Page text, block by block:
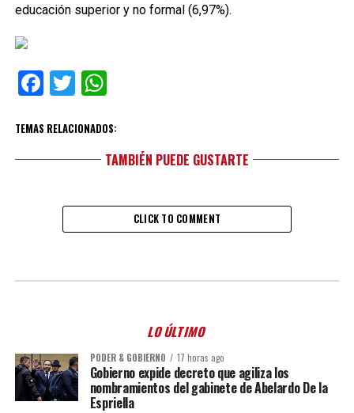
educación superior y no formal (6,97%).
Facebook
TwitterWhatsApp
TEMAS RELACIONADOS:
TAMBIÉN PUEDE GUSTARTE
CLICK TO COMMENT
LO ÚLTIMO
PODER & GOBIERNO 17 horas ago
Gobierno expide decreto que agiliza los
nombramientos del gabinete de Abelardo De la
Espriella